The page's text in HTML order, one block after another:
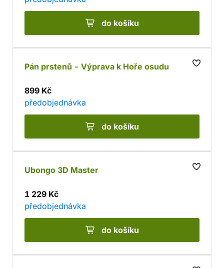
do košíku
Pán prstenů - Výprava k Hoře osudu
899 Kč
předobjednávka
do košíku
Ubongo 3D Master
1 229 Kč
předobjednávka
do košíku